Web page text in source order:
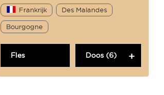
Frankrijk Des Malandes
Bourgogne
Fles Doos (6)